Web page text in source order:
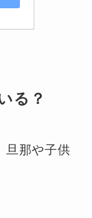
る？
旦那や子供